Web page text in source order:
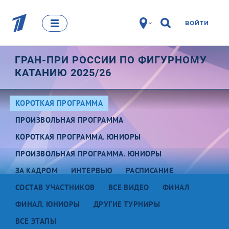
ВОЙТИ
ГРАН-ПРИ РОССИИ ПО ФИГУРНОМУ
КАТАНИЮ 2025/26
КОРОТКАЯ ПРОГРАММА
ПРОИЗВОЛЬНАЯ ПРОГРАММА
КОРОТКАЯ ПРОГРАММА. ЮНИОРЫ
ПРОИЗВОЛЬНАЯ ПРОГРАММА. ЮНИОРЫ
ЗА КАДРОМ
ИНТЕРВЬЮ
РАСПИСАНИЕ
СОСТАВ УЧАСТНИКОВ
ВСЕ ВИДЕО
ФИНАЛ
ФИНАЛ. ЮНИОРЫ
ДРУГИЕ ТУРНИРЫ
ВСЕ ЭТАПЫ